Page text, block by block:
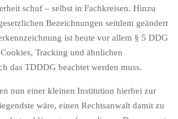
schuf – selbst in Fachkreisen. Hinzu
Bezeichnungen seitdem geändert
ist heute vor allem § 5 DDG
Tracking und ähnlichen
das TDDDG beachtet werden muss.
nun einer kleinen Institution hierbei zur
wäre, einen Rechtsanwalt damit zu